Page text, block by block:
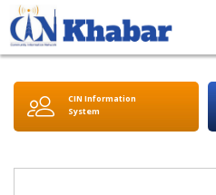
CIN Information
System